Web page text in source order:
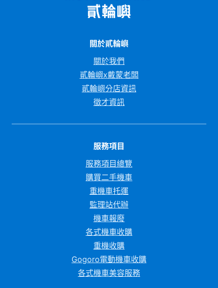
關於貳輪嶼
關於我們
貳輪嶼x戴蒙老闆
貳輪嶼分店資訊
徵才資訊
服務項目
服務項目總覽
購買二手機車
重機車托運
監理站代辦
機車報廢
各式機車收購
重機收購
Gogoro電動機車收購
各式機車美容服務